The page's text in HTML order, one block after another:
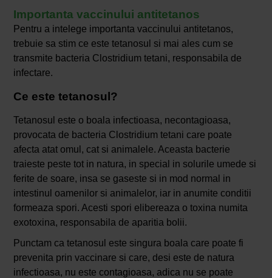
Importanta vaccinului antitetanos
Pentru a intelege importanta vaccinului antitetanos,
trebuie sa stim ce este tetanosul si mai ales cum se
transmite bacteria Clostridium tetani, responsabila de
infectare.
Ce este tetanosul?
Tetanosul este o boala infectioasa, necontagioasa,
provocata de bacteria Clostridium tetani care poate
afecta atat omul, cat si animalele. Aceasta bacterie
traieste peste tot in natura, in special in solurile umede si
ferite de soare, insa se gaseste si in mod normal in
intestinul oamenilor si animalelor, iar in anumite conditii
formeaza spori. Acesti spori elibereaza o toxina numita
exotoxina, responsabila de aparitia bolii.
Punctam ca tetanosul este singura boala care poate fi
prevenita prin vaccinare si care, desi este de natura
infectioasa, nu este contagioasa, adica nu se poate